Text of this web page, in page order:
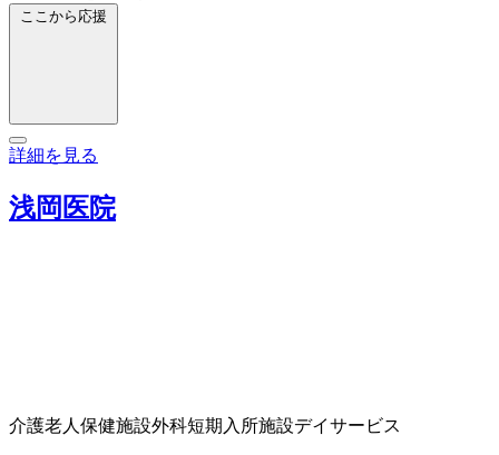
ここから応援
詳細を見る
浅岡医院
介護老人保健施設外科短期入所施設デイサービス